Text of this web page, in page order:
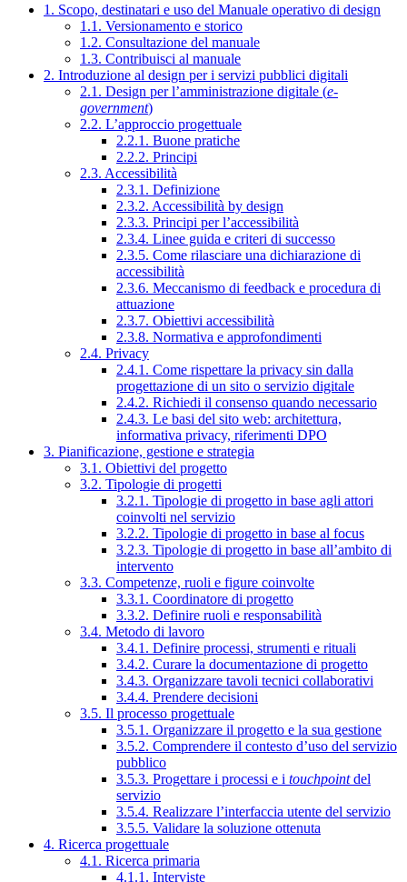
1. Scopo, destinatari e uso del Manuale operativo di design
1.1. Versionamento e storico
1.2. Consultazione del manuale
1.3. Contribuisci al manuale
2. Introduzione al design per i servizi pubblici digitali
2.1. Design per l’amministrazione digitale (e-
government)
2.2. L’approccio progettuale
2.2.1. Buone pratiche
2.2.2. Principi
2.3. Accessibilità
2.3.1. Definizione
2.3.2. Accessibilità by design
2.3.3. Principi per l’accessibilità
2.3.4. Linee guida e criteri di successo
2.3.5. Come rilasciare una dichiarazione di
accessibilità
2.3.6. Meccanismo di feedback e procedura di
attuazione
2.3.7. Obiettivi accessibilità
2.3.8. Normativa e approfondimenti
2.4. Privacy
2.4.1. Come rispettare la privacy sin dalla
progettazione di un sito o servizio digitale
2.4.2. Richiedi il consenso quando necessario
2.4.3. Le basi del sito web: architettura,
informativa privacy, riferimenti DPO
3. Pianificazione, gestione e strategia
3.1. Obiettivi del progetto
3.2. Tipologie di progetti
3.2.1. Tipologie di progetto in base agli attori
coinvolti nel servizio
3.2.2. Tipologie di progetto in base al focus
3.2.3. Tipologie di progetto in base all’ambito di
intervento
3.3. Competenze, ruoli e figure coinvolte
3.3.1. Coordinatore di progetto
3.3.2. Definire ruoli e responsabilità
3.4. Metodo di lavoro
3.4.1. Definire processi, strumenti e rituali
3.4.2. Curare la documentazione di progetto
3.4.3. Organizzare tavoli tecnici collaborativi
3.4.4. Prendere decisioni
3.5. Il processo progettuale
3.5.1. Organizzare il progetto e la sua gestione
3.5.2. Comprendere il contesto d’uso del servizio
pubblico
3.5.3. Progettare i processi e i touchpointdel
servizio
3.5.4. Realizzare l’interfaccia utente del servizio
3.5.5. Validare la soluzione ottenuta
4. Ricerca progettuale
4.1. Ricerca primaria
4.1.1. Interviste